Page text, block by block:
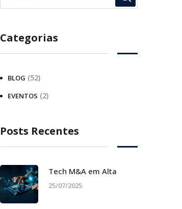
Categorias
BLOG (52)
EVENTOS (2)
Posts Recentes
Tech M&A em Alta
25/07/2025